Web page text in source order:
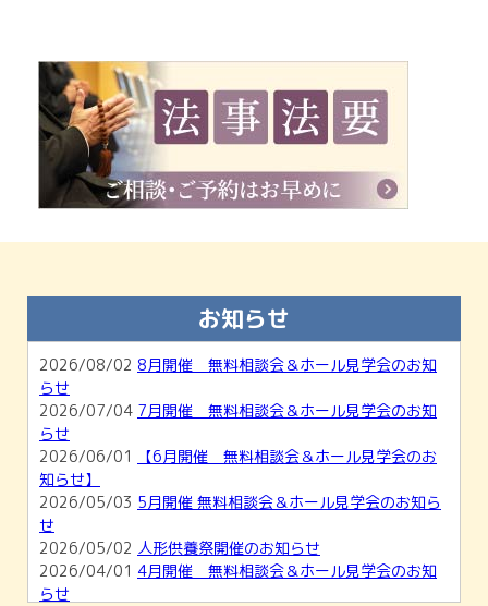
お知らせ
2026/08/02 8月開催 無料相談会＆ホール見学会のお知
らせ
2026/07/04 7月開催 無料相談会＆ホール見学会のお知
らせ
2026/06/01
【6月開催 無料相談会＆ホール見学会のお
知らせ】
2026/05/03 5月開催 無料相談会＆ホール見学会のお知ら
せ
2026/05/02 人形供養祭開催のお知らせ
2026/04/01 4月開催 無料相談会＆ホール見学会のお知
らせ